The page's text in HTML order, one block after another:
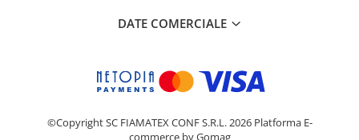
DATE COMERCIALE
©Copyright SC FIAMATEX CONF S.R.L. 2026 Platforma E-
commerce by Gomag